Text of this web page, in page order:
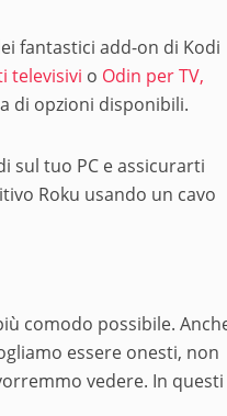
fantastici add-on di Kodi
televisivi o Odin per TV,
di opzioni disponibili.
sul tuo PC e assicurarti
Roku usando un cavo
comodo possibile.
essere onesti, non
vedere. In questi